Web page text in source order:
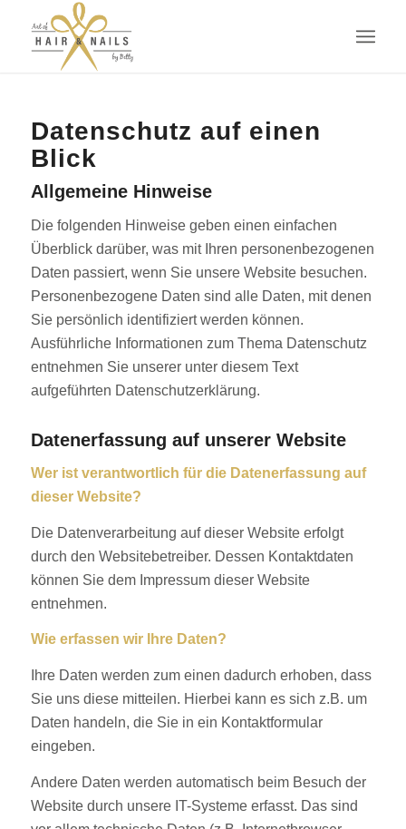
Datenschutz auf einen
Blick
Allgemeine Hinweise
Die folgenden Hinweise geben einen einfachen
Überblick darüber, was mit Ihren personenbezogenen
Daten passiert, wenn Sie unsere Website besuchen.
Personenbezogene Daten sind alle Daten, mit denen
Sie persönlich identifiziert werden können.
Ausführliche Informationen zum Thema Datenschutz
entnehmen Sie unserer unter diesem Text
aufgeführten Datenschutzerklärung.
Datenerfassung auf unserer Website
Wer ist verantwortlich für die Datenerfassung auf
dieser Website?
Die Datenverarbeitung auf dieser Website erfolgt
durch den Websitebetreiber. Dessen Kontaktdaten
können Sie dem Impressum dieser Website
entnehmen.
Wie erfassen wir Ihre Daten?
Ihre Daten werden zum einen dadurch erhoben, dass
Sie uns diese mitteilen. Hierbei kann es sich z.B. um
Daten handeln, die Sie in ein Kontaktformular
eingeben.
Andere Daten werden automatisch beim Besuch der
Website durch unsere IT-Systeme erfasst. Das sind